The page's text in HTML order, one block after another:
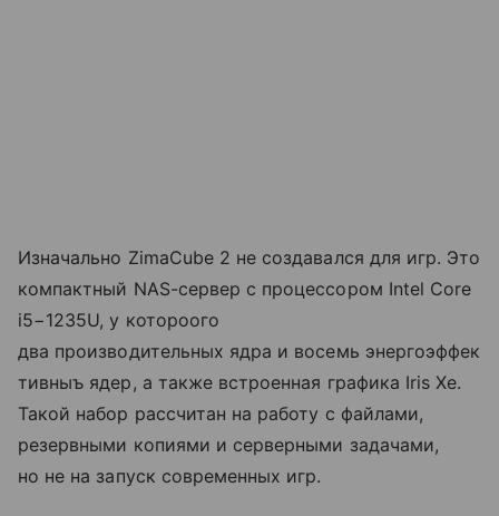
Изначально ZimaCube 2 не создавался для игр. Это
компактный NAS-сервер с процессором Intel Core
i5−1235U, у котороого
два производительных ядра и восемь энергоэффек
тивныъ ядер, а также встроенная графика Iris Xe.
Такой набор рассчитан на работу с файлами,
резервными копиями и серверными задачами,
но не на запуск современных игр.